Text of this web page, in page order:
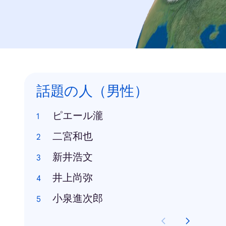
話題の人（男性）
ピエール瀧
二宮和也
新井浩文
井上尚弥
小泉進次郎